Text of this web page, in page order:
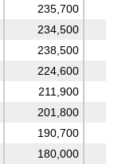
38,200
235,700
234,500
238,500
224,600
211,900
201,800
190,700
180,000